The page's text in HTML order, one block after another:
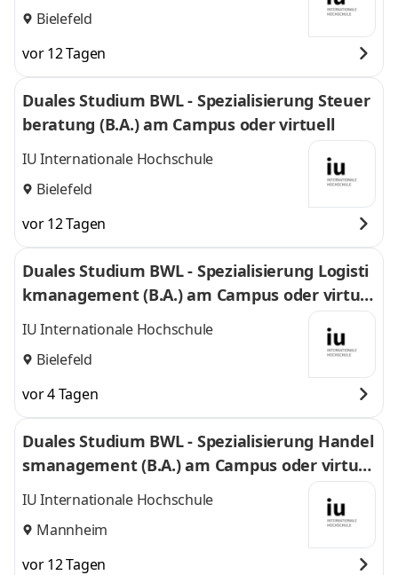
Bielefeld
vor 12 Tagen
Duales Studium BWL - Spezialisierung Steuer
beratung (B.A.) am Campus oder virtuell
IU Internationale Hochschule
Bielefeld
vor 12 Tagen
Duales Studium BWL - Spezialisierung Logisti
kmanagement (B.A.) am Campus oder virtuel
l
IU Internationale Hochschule
Bielefeld
vor 4 Tagen
Duales Studium BWL - Spezialisierung Handel
smanagement (B.A.) am Campus oder virtuel
l
IU Internationale Hochschule
Mannheim
vor 12 Tagen